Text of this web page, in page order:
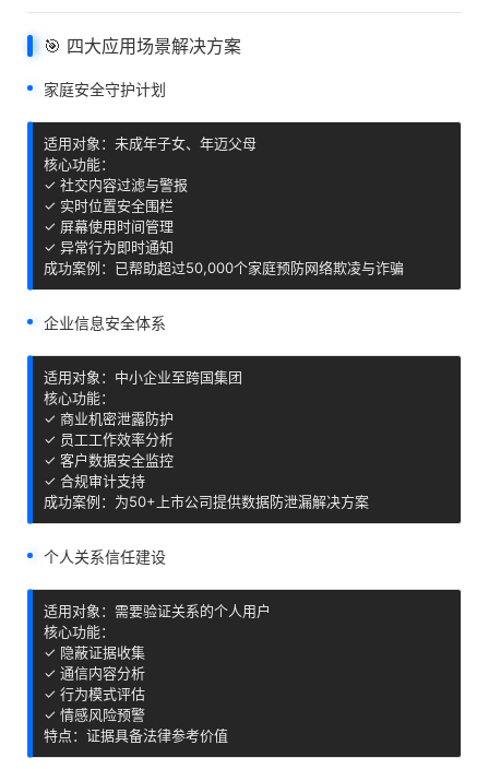
🎯 四大应用场景解决方案
家庭安全守护计划
适用对象：未成年子女、年迈父母
核心功能：
✓ 社交内容过滤与警报
✓ 实时位置安全围栏
✓ 屏幕使用时间管理
✓ 异常行为即时通知
成功案例：已帮助超过50,000个家庭预防网络欺凌与诈骗
企业信息安全体系
适用对象：中小企业至跨国集团
核心功能：
✓ 商业机密泄露防护
✓ 员工工作效率分析
✓ 客户数据安全监控
✓ 合规审计支持
成功案例：为50+上市公司提供数据防泄漏解决方案
个人关系信任建设
适用对象：需要验证关系的个人用户
核心功能：
✓ 隐蔽证据收集
✓ 通信内容分析
✓ 行为模式评估
✓ 情感风险预警
特点：证据具备法律参考价值